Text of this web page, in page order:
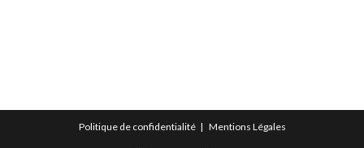
Politique de confidentialité Mentions Légales